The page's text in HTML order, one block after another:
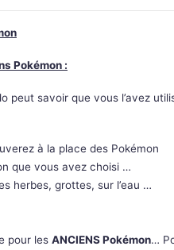
Pokémon :
peut savoir que vous l’avez
à la place des Pokémon
que vous avez choisi …
herbes, grottes, sur l’eau …
pour les ANCIENS Pokémon…